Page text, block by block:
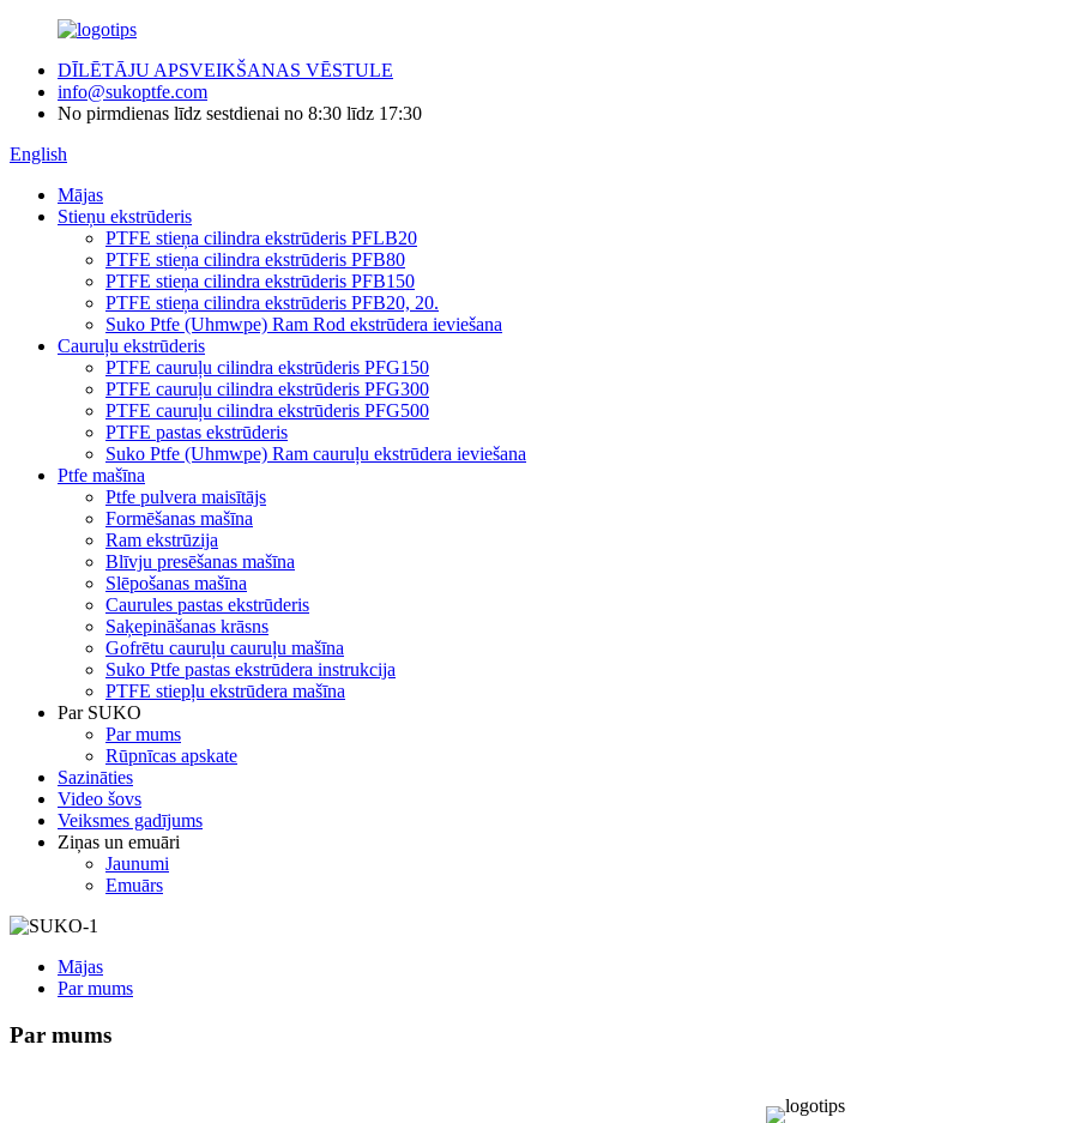
DĪLĒTĀJU APSVEIKŠANAS VĒSTULE
info@sukoptfe.com
No pirmdienas līdz sestdienai no 8:30 līdz 17:30
English
Mājas
Stieņu ekstrūderis
PTFE stieņa cilindra ekstrūderis PFLB20
PTFE stieņa cilindra ekstrūderis PFB80
PTFE stieņa cilindra ekstrūderis PFB150
PTFE stieņa cilindra ekstrūderis PFB20, 20.
Suko Ptfe (Uhmwpe) Ram Rod ekstrūdera ieviešana
Cauruļu ekstrūderis
PTFE cauruļu cilindra ekstrūderis PFG150
PTFE cauruļu cilindra ekstrūderis PFG300
PTFE cauruļu cilindra ekstrūderis PFG500
PTFE pastas ekstrūderis
Suko Ptfe (Uhmwpe) Ram cauruļu ekstrūdera ieviešana
Ptfe mašīna
Ptfe pulvera maisītājs
Formēšanas mašīna
Ram ekstrūzija
Blīvju presēšanas mašīna
Slēpošanas mašīna
Caurules pastas ekstrūderis
Saķepināšanas krāsns
Gofrētu cauruļu cauruļu mašīna
Suko Ptfe pastas ekstrūdera instrukcija
PTFE stiepļu ekstrūdera mašīna
Par SUKO
Par mums
Rūpnīcas apskate
Sazināties
Video šovs
Veiksmes gadījums
Ziņas un emuāri
Jaunumi
Emuārs
Mājas
Par mums
Par mums